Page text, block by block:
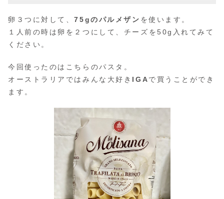
卵３つに対して、75gのパルメザン を使います。
１人前の時は卵を２つにして、チーズを50g入れてみて
ください。
今回使ったのはこちらのパスタ。
オーストラリアではみんな大好き IGAで買うことができ
ます。